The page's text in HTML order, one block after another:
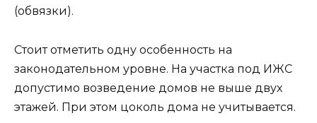
(обвязки).
Стоит отметить одну особенность на
законодательном уровне. На участка под ИЖС
допустимо возведение домов не выше двух
этажей. При этом цоколь дома не учитывается.